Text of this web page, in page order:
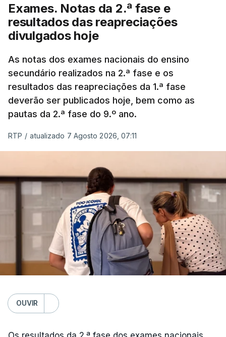
Exames. Notas da 2.ª fase e
resultados das reapreciações
divulgados hoje
As notas dos exames nacionais do ensino
secundário realizados na 2.ª fase e os
resultados das reapreciações da 1.ª fase
deverão ser publicados hoje, bem como as
pautas da 2.ª fase do 9.º ano.
RTP / atualizado 7 Agosto 2026, 07:11
OUVIR